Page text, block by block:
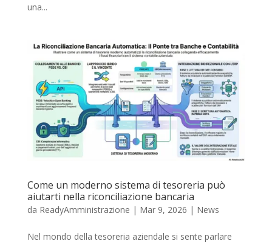
una...
Come un moderno sistema di tesoreria può
aiutarti nella riconciliazione bancaria
da ReadyAmministrazione | Mar 9, 2026 | News
Nel mondo della tesoreria aziendale si sente parlare